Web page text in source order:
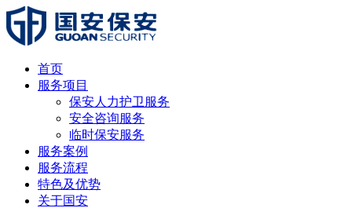
首页
服务项目
保安人力护卫服务
安全咨询服务
临时保安服务
服务案例
服务流程
特色及优势
关于国安